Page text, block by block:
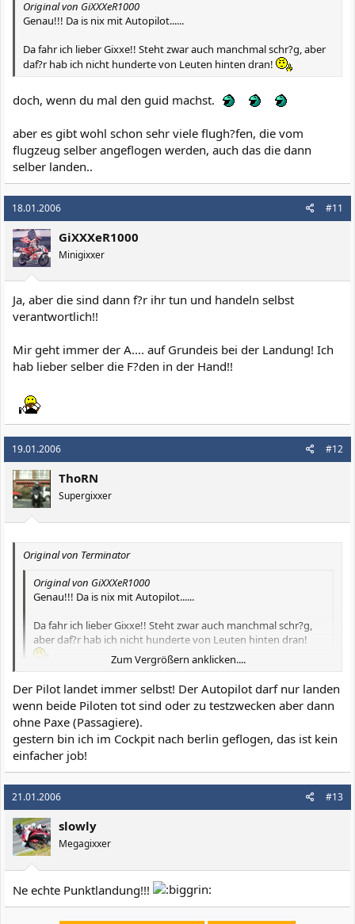
Original von GiXXXeR1000
Genau!!! Da is nix mit Autopilot......
Da fahr ich lieber Gixxe!! Steht zwar auch manchmal schr?g, aber
daf?r hab ich nicht hunderte von Leuten hinten dran!
doch, wenn du mal den guid machst.
aber es gibt wohl schon sehr viele flugh?fen, die vom
flugzeug selber angeflogen werden, auch das die dann
selber landen..
18.01.2006 #11
GiXXXeR1000
Minigixxer
Ja, aber die sind dann f?r ihr tun und handeln selbst
verantwortlich!!
Mir geht immer der A.... auf Grundeis bei der Landung! Ich
hab lieber selber die F?den in der Hand!!
19.01.2006 #12
ThoRN
Supergixxer
Original von Terminator
Original von GiXXXeR1000
Genau!!! Da is nix mit Autopilot......
Da fahr ich lieber Gixxe!! Steht zwar auch manchmal schr?g,
aber daf?r hab ich nicht hunderte von Leuten hinten dran!
Zum Vergrößern anklicken....
doch, wenn du mal den guid machst.
aber es gibt wohl schon sehr viele flugh?fen, die vom flugzeug
selber angeflogen werden, auch das die dann selber landen..
Zum Vergrößern anklicken....
Der Pilot landet immer selbst! Der Autopilot darf nur landen
wenn beide Piloten tot sind oder zu testzwecken aber dann
ohne Paxe (Passagiere).
gestern bin ich im Cockpit nach berlin geflogen, das ist kein
einfacher job!
21.01.2006 #13
slowly
Megagixxer
Ne echte Punktlandung!!!